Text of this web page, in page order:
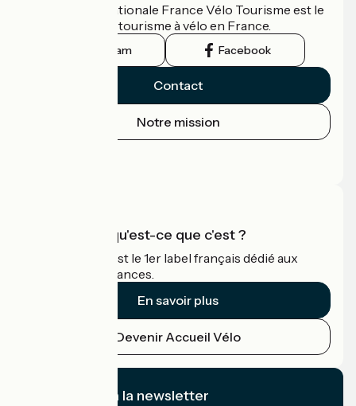
L'association nationale France Vélo Tourisme est le
guide officiel du tourisme à vélo en France.
Instagram Facebook
Contact
Notre mission
Accueil Vélo qu'est-ce que c'est ?
Accueil Vélo c'est le 1er label français dédié aux
cyclistes en vacances.
En savoir plus
Devenir Accueil Vélo
Je m'abonne à la newsletter